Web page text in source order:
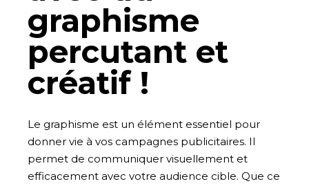
graphisme
percutant et
créatif !
Le graphisme est un élément essentiel pour
donner vie à vos campagnes publicitaires. Il
permet de communiquer visuellement et
efficacement avec votre audience cible. Que ce